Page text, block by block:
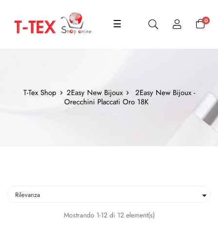
navigazione
☰ 0
T-Tex Shop 2Easy New Bijoux
2Easy New Bijoux -
Orecchini Placcati Oro 18K
Rilevanza 
Mostrando 1-12 di 12 element(s)